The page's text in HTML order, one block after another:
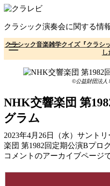
コ
テ
ン
ツ
へ
クラシック演奏会に関する情
クラシック音楽雑学クイズ『クラシ
し
©公益財団法人
NHK交響楽団 第
グラム
2023年4月26日（水）サント
楽団 第1982回定期公演Bプロ
コメントのアーカイブページで